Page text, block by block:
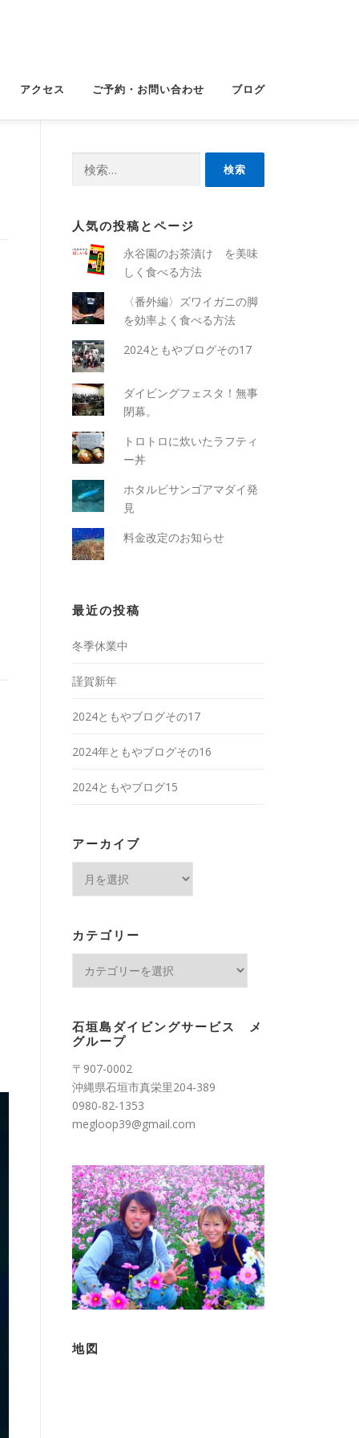
アクセス ご予約・お問い合わせ ブログ
人気の投稿とページ
永谷園のお茶漬け を美味
しく食べる方法
〈番外編〉ズワイガニの脚
を効率よく食べる方法
2024ともやブログその17
ダイビングフェスタ！無事
閉幕。
トロトロに炊いたラフティ
ー丼
ホタルビサンゴアマダイ発
見
料金改定のお知らせ
最近の投稿
冬季休業中
謹賀新年
2024ともやブログその17
2024年ともやブログその16
2024ともやブログ15
アーカイブ
ブ
カテゴリー
ー
石垣島ダイビングサービス メ
グループ
〒907-0002
沖縄県石垣市真栄里204-389
0980-82-1353
megloop39@gmail.com
地図